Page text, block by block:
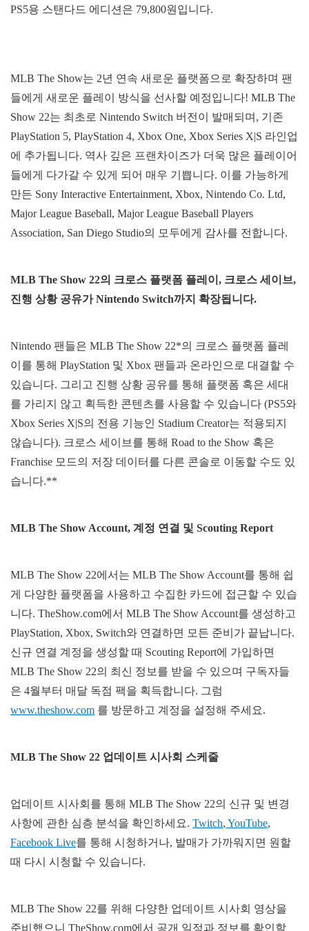
PS5용 스탠다드 에디션은 79,800원입니다.
MLB The Show는 2년 연속 새로운 플랫폼으로 확장하며 팬
들에게 새로운 플레이 방식을 선사할 예정입니다! MLB The
Show 22는 최초로 Nintendo Switch 버전이 발매되며, 기존
PlayStation 5, PlayStation 4, Xbox One, Xbox Series X|S 라인업
에 추가됩니다. 역사 깊은 프랜차이즈가 더욱 많은 플레이어
들에게 다가갈 수 있게 되어 매우 기쁩니다. 이를 가능하게
만든 Sony Interactive Entertainment, Xbox, Nintendo Co. Ltd,
Major League Baseball, Major League Baseball Players
Association, San Diego Studio의 모두에게 감사를 전합니다.
MLB The Show 22의 크로스 플랫폼 플레이 , 크로스 세이브,
진행 상황 공유가Nintendo Switch까지 확장됩니다.
Nintendo 팬들은 MLB The Show 22*의 크로스 플랫폼 플레
이를 통해 PlayStation 및 Xbox 팬들과 온라인으로 대결할 수
있습니다. 그리고 진행 상황 공유를 통해 플랫폼 혹은 세대
를 가리지 않고 획득한 콘텐츠를 사용할 수 있습니다 (PS5와
Xbox Series X|S의 전용 기능인 Stadium Creator는 적용되지
않습니다). 크로스 세이브를 통해 Road to the Show 혹은
Franchise 모드의 저장 데이터를 다른 콘솔로 이동할 수도 있
습니다.**
MLB The Show Account, 계정 연결 및 Scouting Report
MLB The Show 22에서는 MLB The Show Account를 통해 쉽
게 다양한 플랫폼을 사용하고 수집한 카드에 접근할 수 있습
니다. TheShow.com에서 MLB The Show Account를 생성하고
PlayStation, Xbox, Switch와 연결하면 모든 준비가 끝납니다.
신규 연결 계정을 생성할 때 Scouting Report에 가입하면
MLB The Show 22의 최신 정보를 받을 수 있으며 구독자들
은 4월부터 매달 독점 팩을 획득합니다. 그럼
www.theshow.com 를 방문하고 계정을 설정해 주세요.
MLB The Show 22 업데이트 시사회 스케줄
업데이트 시사회를 통해 MLB The Show 22의 신규 및 변경
사항에 관한 심층 분석을 확인하세요. Twitch, YouTube,
Facebook Live를 통해 시청하거나, 발매가 가까워지면 원할
때 다시 시청할 수 있습니다.
MLB The Show 22를 위해 다양한 업데이트 시사회 영상을
준비했으니 TheShow.com에서 공개 일정과 정보를 확인할